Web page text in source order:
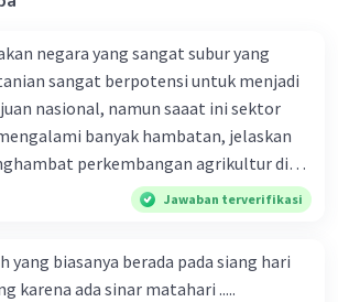
negara yang sangat subur yang
sangat berpotensi untuk menjadi
nasional, namun saaat ini sektor
banyak hambatan, jelaskan
perkembangan agrikultur di
Jawaban terverifikasi
yang biasanya berada pada siang hari
karena ada sinar matahari .....